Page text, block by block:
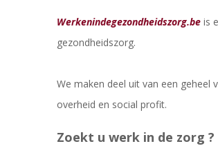
Werkenindegezondheidszorg.be is
gezondheidszorg.
We maken deel uit van een geheel
overheid en social profit.
Zoekt u werk in de zorg ?